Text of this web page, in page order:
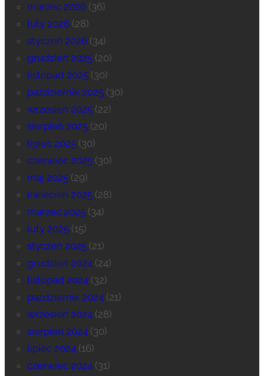
marzec 2026(36)
luty 2026(28)
styczeń 2026(34)
grudzień 2025(20)
listopad 2025(30)
październik 2025(30)
wrzesień 2025(22)
sierpień 2025(20)
lipiec 2025(30)
czerwiec 2025(30)
maj 2025(29)
kwiecień 2025(28)
marzec 2025(34)
luty 2025(15)
styczeń 2025(21)
grudzień 2024(24)
listopad 2024(32)
październik 2024(21)
wrzesień 2024(28)
sierpień 2024(30)
lipiec 2024(16)
czerwiec 2024(31)